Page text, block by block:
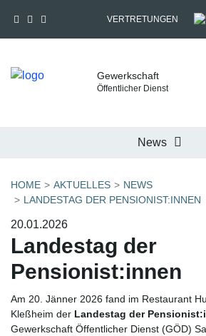
VERTRETUNGEN
Gewerkschaft
Öffentlicher Dienst
News
HOME AKTUELLES
NEWS
LANDESTAG DER PENSIONIST:INNEN
20.01.2026
Landestag der
Pensionist:innen
Am 20. Jänner 2026 fand im Restaurant
Kleßheim der Landestag der
Gewerkschaft Öffentlicher Dienst (GÖD)